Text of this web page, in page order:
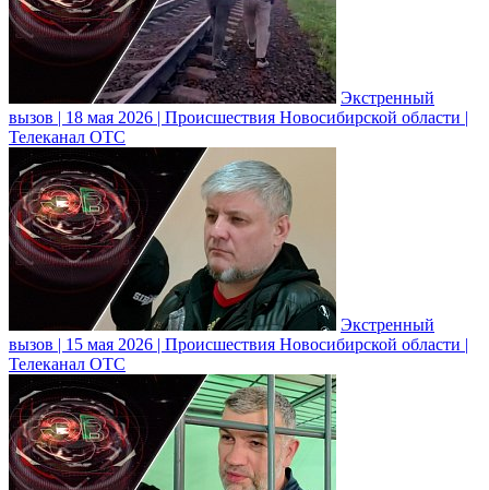
Экстренный
вызов | 18 мая 2026 | Происшествия Новосибирской области |
Телеканал ОТС
Экстренный
вызов | 15 мая 2026 | Происшествия Новосибирской области |
Телеканал ОТС